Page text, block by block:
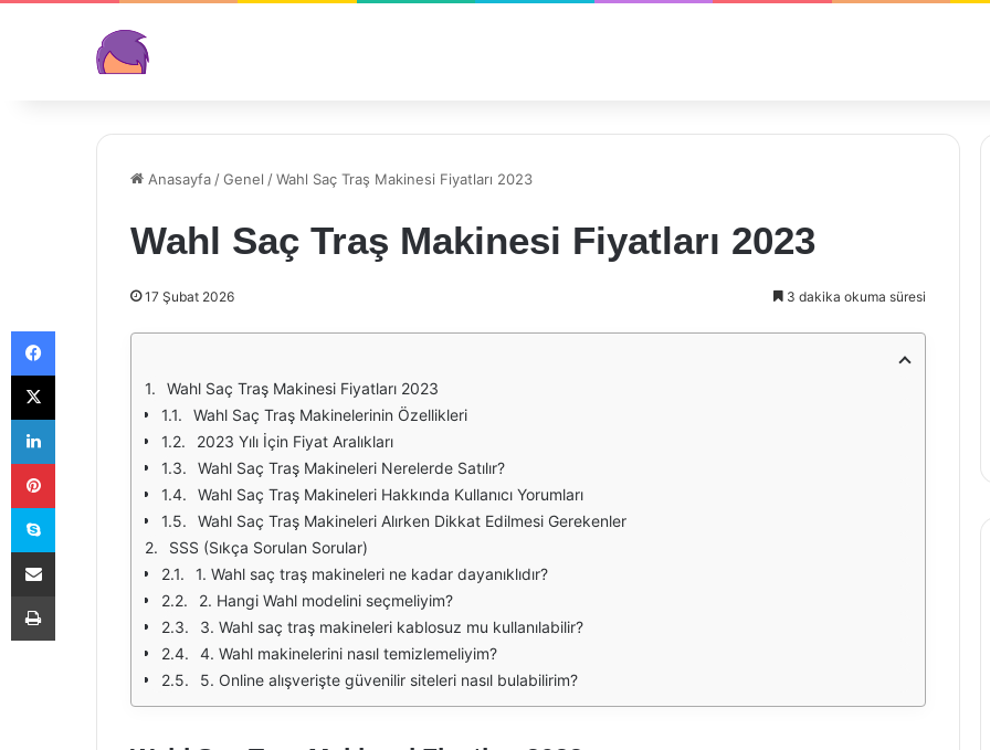
Anasayfa /Genel /Wahl Saç Traş Makinesi Fiyatları 2023
Wahl Saç Traş Makinesi Fiyatları 2023
17 Şubat 2026 3 dakika okuma süresi
Wahl Saç Traş Makinesi Fiyatları 2023
Wahl Saç Traş Makinelerinin Özellikleri
2023 Yılı İçin Fiyat Aralıkları
Wahl Saç Traş Makineleri Nerelerde Satılır?
Wahl Saç Traş Makineleri Hakkında Kullanıcı Yorumları
Wahl Saç Traş Makineleri Alırken Dikkat Edilmesi Gerekenler
SSS (Sıkça Sorulan Sorular)
1. Wahl saç traş makineleri ne kadar dayanıklıdır?
2. Hangi Wahl modelini seçmeliyim?
3. Wahl saç traş makineleri kablosuz mu kullanılabilir?
4. Wahl makinelerini nasıl temizlemeliyim?
5. Online alışverişte güvenilir siteleri nasıl bulabilirim?
Facebook
X
LinkedIn
Pinterest
Skype
E-Posta ile paylaş